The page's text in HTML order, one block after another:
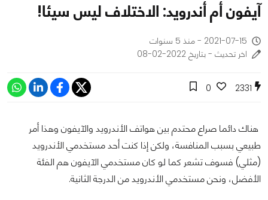
آيفون أم أندرويد: الاختلاف ليس سيئا!
2021-07-15 - منذ 5 سنوات
اخر تحديث - بتاريخ 2022-02-08
2331
0
هناك دائما صراع محتدم بين هواتف الأندرويد والآيفون وهذا أمر
طبيعي بسبب المنافسة، ولكن إذا كنت أحد مستخدمي الأندرويد
(مثلي) فسوف تشعر كما لو كان مستخدمي الآيفون هم الفئة
الأفضل، ونحن مستخدمي الأندرويد من الدرجة الثانية.